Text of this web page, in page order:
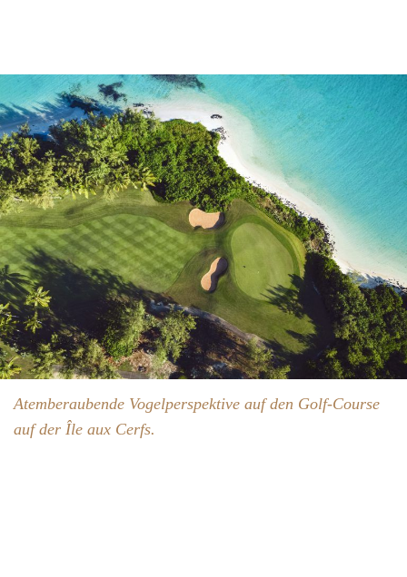
Atemberaubende Vogelperspektive auf den Golf-Course
auf der Île aux Cerfs.